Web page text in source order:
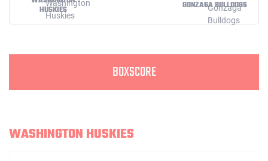
HUSKIES
GONZAGA BULLDOGS
BOXSCORE
WASHINGTON HUSKIES